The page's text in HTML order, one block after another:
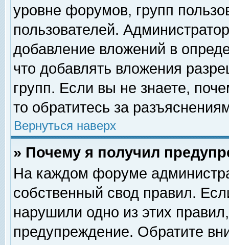
уровне форумов, групп
пользователей.
добавление вложений в
что добавлять вложения
групп. Если вы не знаете,
то обратитесь за
Вернуться наверх
» Почему я получил
На каждом форуме
собственный свод правил.
нарушили одно из этих
предупреждение. Обратите